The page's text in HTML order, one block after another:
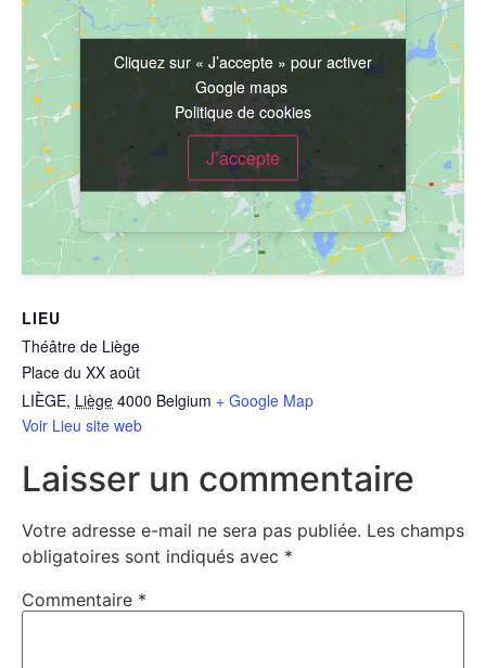
LIEU
Théâtre de Liège
Place du XX août
LIÈGE, Liège 4000 Belgium + Google Map
Voir Lieu site web
Cliquez sur « J’accepte » pour activer
Google maps
Politique de cookies
J’accepte
Cliquez sur « J’accepte » pour activer
Google maps
Politique de cookies
J’accepte
Laisser un commentaire
Votre adresse e-mail ne sera pas publiée. Les champs
obligatoires sont indiqués avec *
Commentaire *